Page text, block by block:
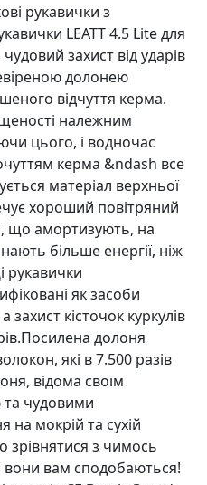
рукавички з
LEATT 4.5 Lite для
захист від ударів
долонею
відчуття керма.
належним
цього, і водночас
керма &ndash все
матеріал верхньої
хороший повітряний
що амортизують, на
більше енергії, ніж
рукавички
як засоби
захист кісточок куркулів
долоня
які в 7.500 разів
відома своїм
та чудовими
на мокрій та сухій
зрівнятися з чимось
вам сподобаються!